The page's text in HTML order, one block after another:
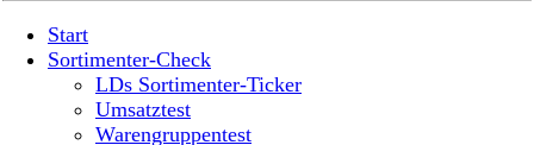
Start
Sortimenter-Check
LDs Sortimenter-Ticker
Umsatztest
Warengruppentest